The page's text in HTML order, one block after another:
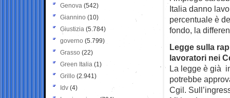
Italia danno
percentuale è
fondo, la
Legge sulla
lavoratori nei
La legge è già
potrebbe
Cgil.
Genova (542)
Giannino (10)
Giustizia (5.784)
governo (5.799)
Grasso (22)
Green Italia (1)
Grillo (2.941)
Idv (4)